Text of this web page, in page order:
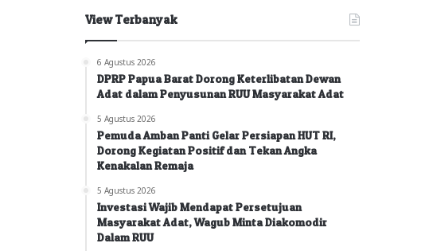
View Terbanyak
6 Agustus 2026
DPRP Papua Barat Dorong Keterlibatan Dewan
Adat dalam Penyusunan RUU Masyarakat Adat
5 Agustus 2026
Pemuda Amban Panti Gelar Persiapan HUT RI,
Dorong Kegiatan Positif dan Tekan Angka
Kenakalan Remaja
5 Agustus 2026
Investasi Wajib Mendapat Persetujuan
Masyarakat Adat, Wagub Minta Diakomodir
Dalam RUU